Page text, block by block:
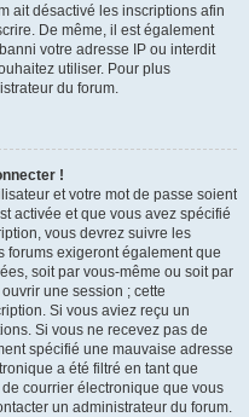
ait désactivé les inscriptions afin
De même, il est également
votre adresse IP ou interdit
utiliser. Pour plus
du forum.
!
et votre mot de passe soient
activée et que vous avez spécifié
vous devrez suivre les
forums exigeront également que
soit par vous-même ou soit par
une session ; cette
Si vous aviez reçu un
Si vous ne recevez pas de
spécifié une mauvaise adresse
a été filtré en tant que
courrier électronique que vous
un administrateur du forum.